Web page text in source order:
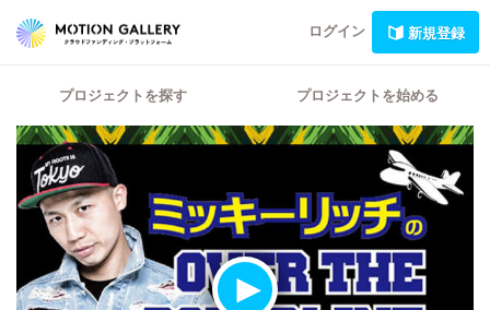
ログイン 新規登録
プロジェクトを探す プロジェクトを始める